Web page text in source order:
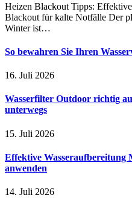
Heizen Blackout Tipps:
Blackout für kalte Notfälle Der
Winter ist…
So bewahren Sie Ihren
16. Juli 2026
Wasserfilter Outdoor richtig
unterwegs
15. Juli 2026
Effektive
anwenden
14. Juli 2026